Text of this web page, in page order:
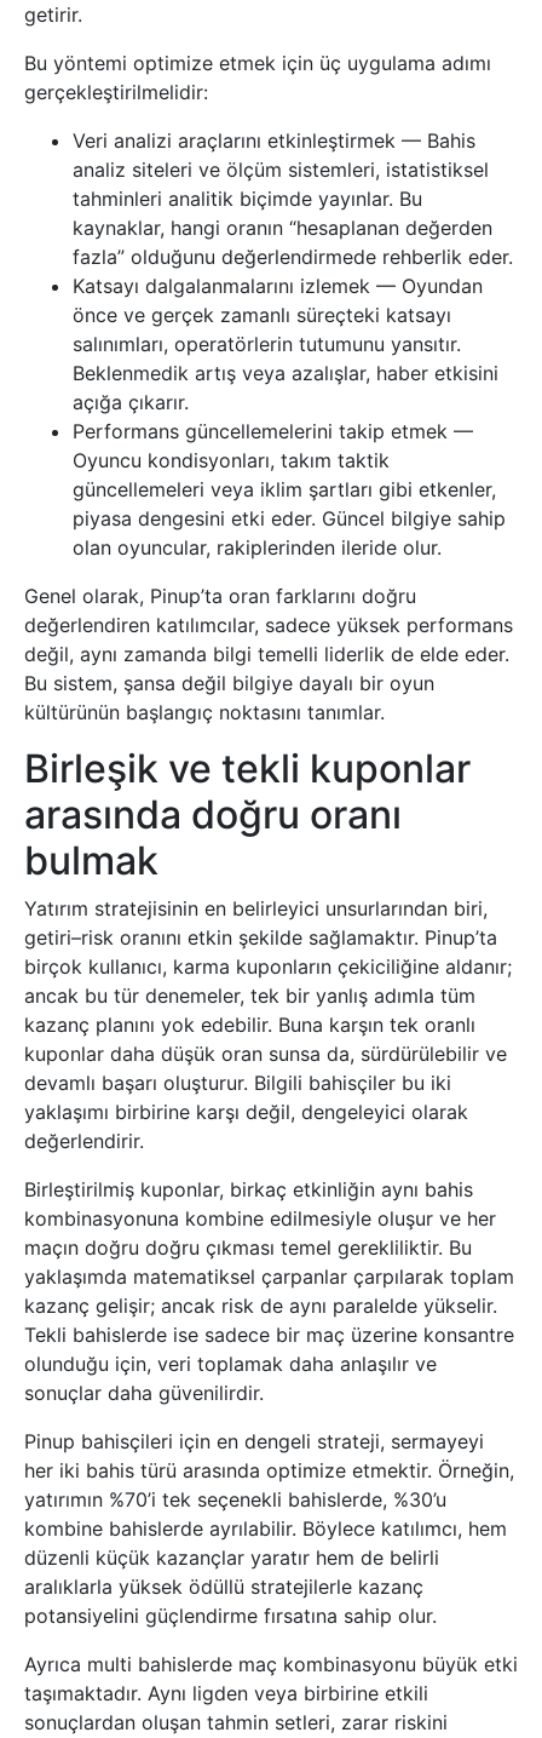
getirir.
Bu yöntemi optimize etmek için üç uygulama adımı
gerçekleştirilmelidir:
Veri analizi araçlarını etkinleştirmek — Bahis
analiz siteleri ve ölçüm sistemleri, istatistiksel
tahminleri analitik biçimde yayınlar. Bu
kaynaklar, hangi oranın “hesaplanan değerden
fazla” olduğunu değerlendirmede rehberlik eder.
Katsayı dalgalanmalarını izlemek — Oyundan
önce ve gerçek zamanlı süreçteki katsayı
salınımları, operatörlerin tutumunu yansıtır.
Beklenmedik artış veya azalışlar, haber etkisini
açığa çıkarır.
Performans güncellemelerini takip etmek —
Oyuncu kondisyonları, takım taktik
güncellemeleri veya iklim şartları gibi etkenler,
piyasa dengesini etki eder. Güncel bilgiye sahip
olan oyuncular, rakiplerinden ileride olur.
Genel olarak, Pinup’ta oran farklarını doğru
değerlendiren katılımcılar, sadece yüksek performans
değil, aynı zamanda bilgi temelli liderlik de elde eder.
Bu sistem, şansa değil bilgiye dayalı bir oyun
kültürünün başlangıç noktasını tanımlar.
Birleşik ve tekli kuponlar
arasında doğru oranı
bulmak
Yatırım stratejisinin en belirleyici unsurlarından biri,
getiri–risk oranını etkin şekilde sağlamaktır. Pinup’ta
birçok kullanıcı, karma kuponların çekiciliğine aldanır;
ancak bu tür denemeler, tek bir yanlış adımla tüm
kazanç planını yok edebilir. Buna karşın tek oranlı
kuponlar daha düşük oran sunsa da, sürdürülebilir ve
devamlı başarı oluşturur. Bilgili bahisçiler bu iki
yaklaşımı birbirine karşı değil, dengeleyici olarak
değerlendirir.
Birleştirilmiş kuponlar, birkaç etkinliğin aynı bahis
kombinasyonuna kombine edilmesiyle oluşur ve her
maçın doğru doğru çıkması temel gerekliliktir. Bu
yaklaşımda matematiksel çarpanlar çarpılarak toplam
kazanç gelişir; ancak risk de aynı paralelde yükselir.
Tekli bahislerde ise sadece bir maç üzerine konsantre
olunduğu için, veri toplamak daha anlaşılır ve
sonuçlar daha güvenilirdir.
Pinup bahisçileri için en dengeli strateji, sermayeyi
her iki bahis türü arasında optimize etmektir. Örneğin,
yatırımın %70’i tek seçenekli bahislerde, %30’u
kombine bahislerde ayrılabilir. Böylece katılımcı, hem
düzenli küçük kazançlar yaratır hem de belirli
aralıklarla yüksek ödüllü stratejilerle kazanç
potansiyelini güçlendirme fırsatına sahip olur.
Ayrıca multi bahislerde maç kombinasyonu büyük etki
taşımaktadır. Aynı ligden veya birbirine etkili
sonuçlardan oluşan tahmin setleri, zarar riskini